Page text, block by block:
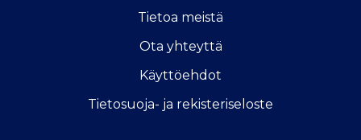
Tietoa meistä
Ota yhteyttä
Käyttöehdot
Tietosuoja- ja rekisteriseloste